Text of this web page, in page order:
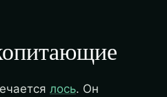
лось. Он